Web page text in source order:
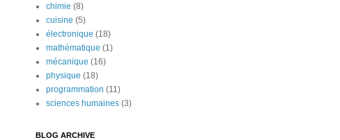
chimie (8)
cuisine (5)
électronique (18)
mathématique (1)
mécanique (16)
physique (18)
programmation (11)
sciences humaines (3)
BLOG ARCHIVE